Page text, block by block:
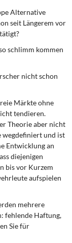
Alternative
seit Längerem vor
schlimm kommen
nicht schon
Märkte ohne
tendieren.
Theorie aber nicht
wegdefiniert und ist
Entwicklung an
diejenigen
bis vor Kurzem
aufspielen
mehrere
fehlende Haftung,
Sie für